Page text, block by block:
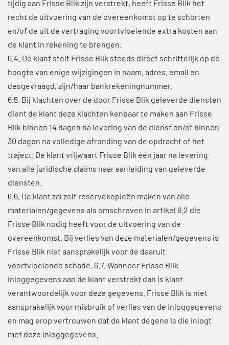
tijdig aan Frisse Blik zijn verstrekt, heeft Frisse Blik het
recht de uitvoering van de overeenkomst op te schorten
en/of de uit de vertraging voortvloeiende extra kosten aan
de klant in rekening te brengen.
6.4. De klant stelt Frisse Blik steeds direct schriftelijk op de
hoogte van enige wijzigingen in naam, adres, email en
desgevraagd, zijn/haar bankrekeningnummer.
6.5. Bij klachten over de door Frisse Blik geleverde diensten
dient de klant deze klachten kenbaar te maken aan Frisse
Blik binnen 14 dagen na levering van de dienst en/of binnen
30 dagen na volledige afronding van de opdracht of het
traject. De klant vrijwaart Frisse Blik één jaar na levering
van alle juridische claims naar aanleiding van geleverde
diensten.
6.6. De klant zal zelf reservekopieën maken van alle
materialen/gegevens als omschreven in artikel 6.2 die
Frisse Blik nodig heeft voor de uitvoering van de
overeenkomst. Bij verlies van deze materialen/gegevens is
Frisse Blik niet aansprakelijk voor de daaruit
voortvloeiende schade. 6.7. Wanneer Frisse Blik
inloggegevens aan de klant verstrekt dan is klant
verantwoordelijk voor deze gegevens. Frisse Blik is niet
aansprakelijk voor misbruik of verlies van de inloggegevens
en mag erop vertrouwen dat de klant degene is die inlogt
met deze inloggegevens.